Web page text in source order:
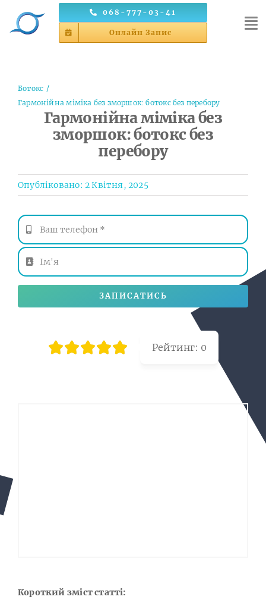
068-777-03-41
Онлайн Запис
Ботокс
Гармонійна міміка без зморшок: ботокс без перебору
Гармонійна міміка без
зморшок: ботокс без
перебору
Опубліковано: 2 Квітня, 2025
ЗАПИСАТИСЬ
Рейтинг: 0
Короткий зміст статті: